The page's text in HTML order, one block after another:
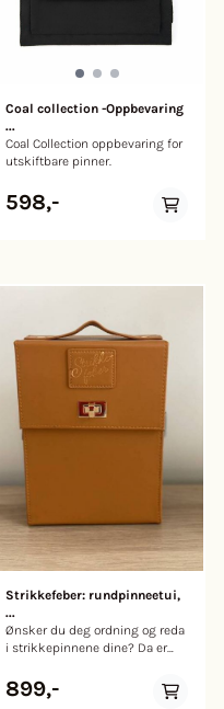
Coal collection -Oppbevaring
...
Coal Collection oppbevaring for
utskiftbare pinner.
598,-
Strikkefeber: rundpinneetui,
...
Ønsker du deg ordning og reda
i strikkepinnene dine? Da er
for deg. Rundpinnemappen er
laget av topp kvalitet kunstlær.
899,-